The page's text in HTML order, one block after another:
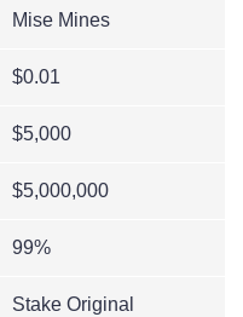
Mise Mines
$0.01
$5,000
$5,000,000
99%
Stake Original